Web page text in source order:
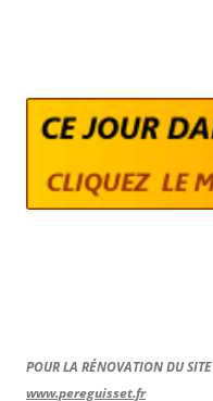
POUR LA RÉNOVATION DU SITE
www.pereguisset.fr